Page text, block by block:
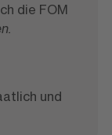
die FOM
und